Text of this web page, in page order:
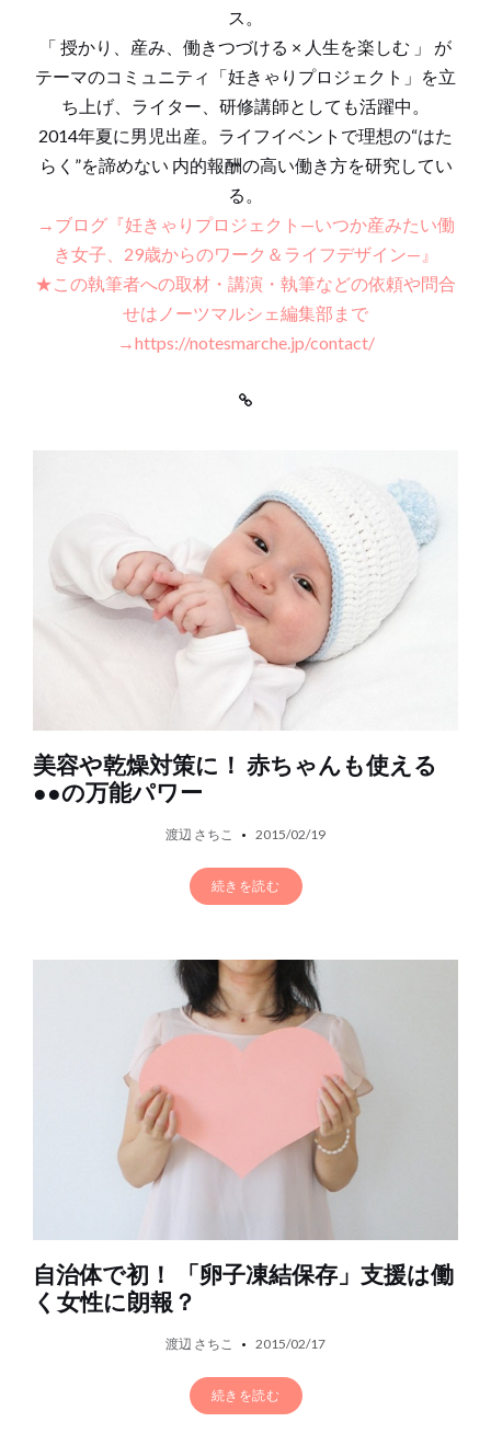
ス。
「 授かり、産み、働きつづける × 人生を楽しむ 」 が
テーマのコミュニティ「妊きゃりプロジェクト」を立
ち上げ、ライター、研修講師としても活躍中。
2014年夏に男児出産。ライフイベントで理想の“はた
らく”を諦めない 内的報酬の高い働き方を研究してい
る。
→ブログ『妊きゃりプロジェクト—いつか産みたい働
き女子、29歳からのワーク＆ライフデザイン—』
★この執筆者への取材・講演・執筆などの依頼や問合
せはノーツマルシェ編集部まで
→https://notesmarche.jp/contact/
美容や乾燥対策に！ 赤ちゃんも使える
●●の万能パワー
渡辺 さちこ 2015/02/19
続きを読む
自治体で初！ 「卵子凍結保存」支援は働
く女性に朗報？
渡辺 さちこ 2015/02/17
続きを読む